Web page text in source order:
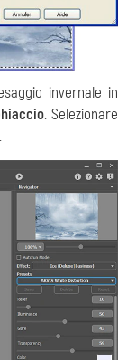
invernale in
. Selezionare
.